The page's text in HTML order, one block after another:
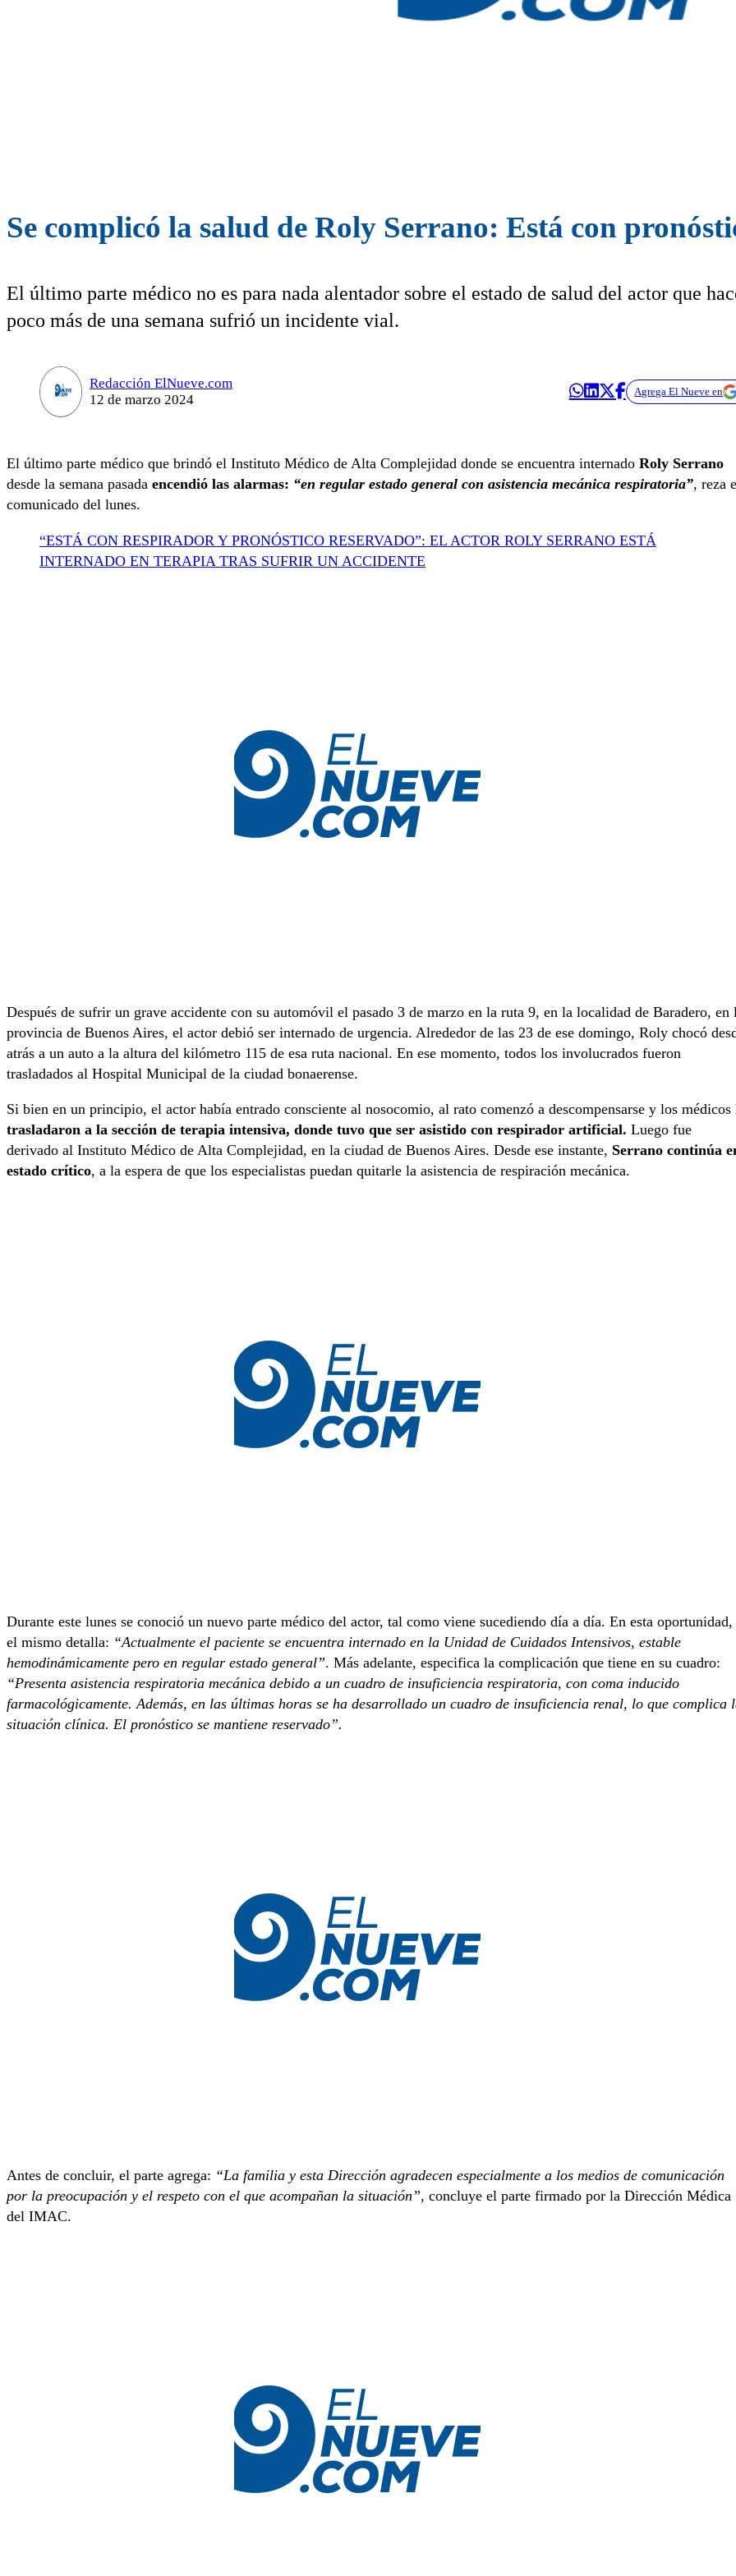
Se complicó la salud de Roly Serrano: Está con
El último parte médico no es para nada alentador sobre el estado de salud del actor que
poco más de una semana sufrió un incidente vial.
Redacción ElNueve.com
12 de marzo 2024
Agrega El Nueve en
El último parte médico que brindó el Instituto Médico de Alta Complejidad donde se encuentra internado Roly Serrano
desde la semana pasada encendió las alarmas: “en regular estado general con asistencia mecánica respiratoria”, reza
comunicado del lunes.
“ESTÁ CON RESPIRADOR Y PRONÓSTICO RESERVADO”: EL ACTOR ROLY SERRANO ESTÁ
INTERNADO EN TERAPIA TRAS SUFRIR UN ACCIDENTE
Después de sufrir un grave accidente con su automóvil el pasado 3 de marzo en la ruta 9, en la localidad de Baradero, en
provincia de Buenos Aires, el actor debió ser internado de urgencia. Alrededor de las 23 de ese domingo, Roly chocó
atrás a un auto a la altura del kilómetro 115 de esa ruta nacional. En ese momento, todos los involucrados fueron
trasladados al Hospital Municipal de la ciudad bonaerense.
Si bien en un principio, el actor había entrado consciente al nosocomio, al rato comenzó a descompensarse y los médicos
trasladaron a la sección de terapia intensiva, donde tuvo que ser asistido con respirador artificial. Luego fue
derivado al Instituto Médico de Alta Complejidad, en la ciudad de Buenos Aires. Desde ese instante, Serrano continúa
estado crítico, a la espera de que los especialistas puedan quitarle la asistencia de respiración mecánica.
Durante este lunes se conoció un nuevo parte médico del actor, tal como viene sucediendo día a día. En esta oportunidad,
el mismo detalla: “Actualmente el paciente se encuentra internado en la Unidad de Cuidados Intensivos, estable
hemodinámicamente pero en regular estado general”. Más adelante, especifica la complicación que tiene en su cuadro:
“Presenta asistencia respiratoria mecánica debido a un cuadro de insuficiencia respiratoria, con coma inducido
farmacológicamente. Además, en las últimas horas se ha desarrollado un cuadro de insuficiencia renal, lo que complica
situación clínica. El pronóstico se mantiene reservado”.
Antes de concluir, el parte agrega: “La familia y esta Dirección agradecen especialmente a los medios de comunicación
por la preocupación y el respeto con el que acompañan la situación”, concluye el parte firmado por la Dirección Médica
del IMAC.